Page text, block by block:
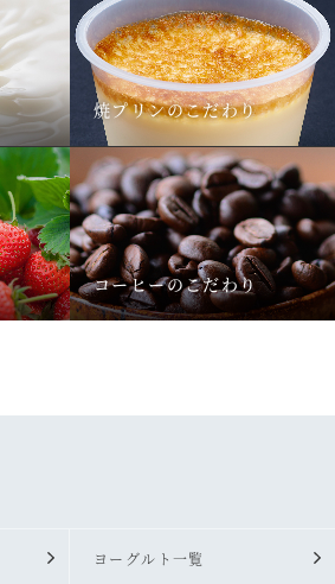
焼プリンのこだわり
コーヒーのこだわり
ヨーグルト一覧